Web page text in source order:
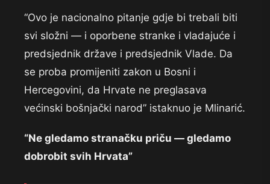
“Ovo je nacionalno pitanje gdje bi trebali biti
svi složni — i oporbene stranke i vladajuće i
predsjednik države i predsjednik Vlade. Da
se proba promijeniti zakon u Bosni i
Hercegovini, da Hrvate ne preglasava
većinski bošnjački narod” istaknuo je Mlinarić.
“Ne gledamo stranačku priču — gledamo
dobrobit svih Hrvata”